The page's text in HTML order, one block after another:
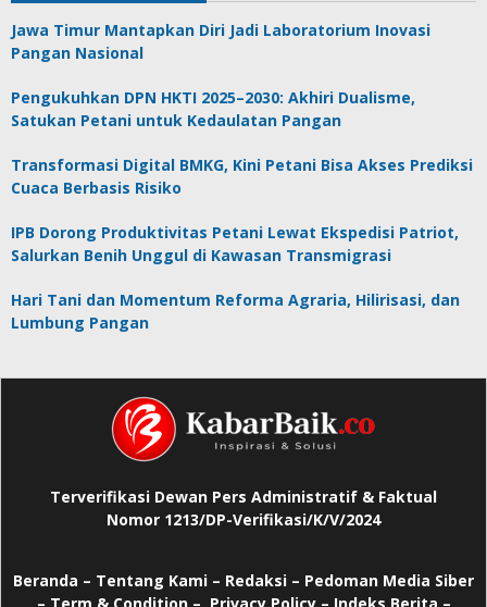
Jawa Timur Mantapkan Diri Jadi Laboratorium Inovasi
Pangan Nasional
Pengukuhkan DPN HKTI 2025–2030: Akhiri Dualisme,
Satukan Petani untuk Kedaulatan Pangan
Transformasi Digital BMKG, Kini Petani Bisa Akses Prediksi
Cuaca Berbasis Risiko
IPB Dorong Produktivitas Petani Lewat Ekspedisi Patriot,
Salurkan Benih Unggul di Kawasan Transmigrasi
Hari Tani dan Momentum Reforma Agraria, Hilirisasi, dan
Lumbung Pangan
Terverifikasi Dewan Pers Administratif & Faktual
Nomor 1213/DP-Verifikasi/K/V/2024
Beranda – Tentang Kami – Redaksi – Pedoman Media Siber